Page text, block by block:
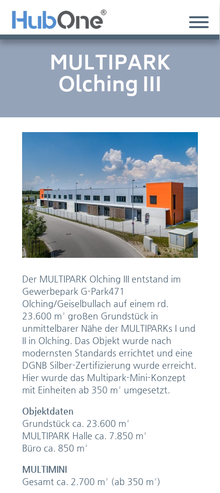
MULTIPARK
Olching III
Der MULTIPARK Olching III entstand im
Gewerbepark G-Park471
Olching/Geiselbullach auf einem rd.
23.600 m² großen Grundstück in
unmittelbarer Nähe der MULTIPARKs I und
II in Olching. Das Objekt wurde nach
modernsten Standards errichtet und eine
DGNB Silber-Zertifizierung wurde erreicht.
Hier wurde das Multipark-Mini-Konzept
mit Einheiten ab 350 m² umgesetzt.
Objektdaten
Grundstück ca. 23.600 m²
MULTIPARK Halle ca. 7.850 m²
Büro ca. 850 m²
MULTIMINI
Gesamt ca. 2.700 m² (ab 350 m²)